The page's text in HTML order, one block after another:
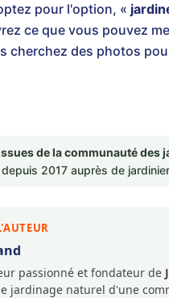
pour l'option, «
ce que vous pouvez
cherchez des photos
de la communauté des
2017 auprès de
passionné et fondateur de
jardinage naturel d'une